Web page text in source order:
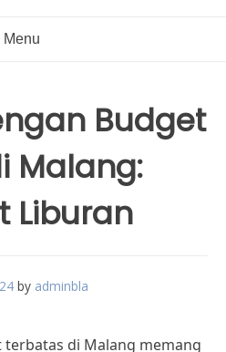
Menu
Budget
Malang:
Liburan
by adminbla
di Malang memang